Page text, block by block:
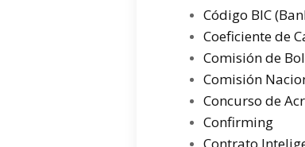
Código BIC
Coeficiente de
Comisión de
Comisión
Concurso de
Confirming
Contrato